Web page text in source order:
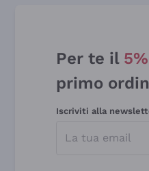
Per te il
primo
Iscriviti alla